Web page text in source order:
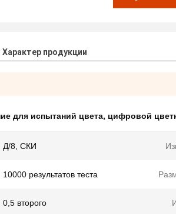
Характер продукции
для испытаний цвета, цифровой
Д/8, СКИ
10000 результатов теста
0,5 второго